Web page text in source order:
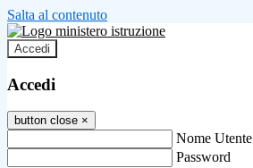
Salta al contenuto
Accedi
Accedi
button close ×
Nome Utente
Password